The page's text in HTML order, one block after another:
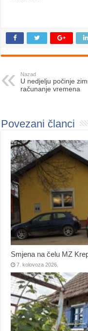
Nazad
U nedjelju počinje
računanje vremena
Povezani članci
Smjena na čelu MZ
7. kolovoza 2026.